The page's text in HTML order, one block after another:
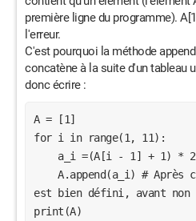
première ligne du programme).
l'erreur.
C'est pourquoi la méthode
concatène à la suite d'un tableau
donc écrire :
A = [1]
for i in range(1, 11):
est bien défini, avant non
print(A)